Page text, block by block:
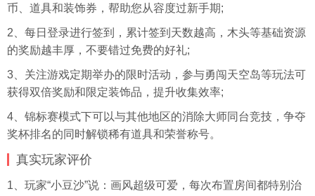
币、道具和装饰券，帮助您从容度过新手期;
2、每日登录进行签到，累计签到天数越高，木头等基础资源
的奖励越丰厚，不要错过免费的好礼;
3、关注游戏定期举办的限时活动，参与勇闯天空岛等玩法可
获得双倍奖励和限定装饰品，提升收集效率;
4、锦标赛模式下可以与其他地区的消除大师同台竞技，争夺
奖杯排名的同时解锁稀有道具和荣誉称号。
真实玩家评价
1、玩家“小豆沙”说：画风超级可爱，每次布置房间都特别治